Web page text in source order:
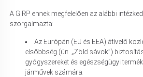
A GIRP ennek megfelelően az alábbi
szorgalmazta:
Az Európán (EU és EEA) átívelő
elsőbbség (ún. „Zöld sávok”)
gyógyszereket és egészségügyi
járművek számára.